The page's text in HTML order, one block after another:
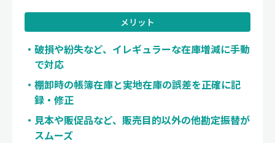
メリット
破損や紛失など、イレギュラーな在庫増減に手動
で対応
棚卸時の帳簿在庫と実地在庫の誤差を正確に記
録・修正
見本や販促品など、販売目的以外の他勘定振替が
スムーズ